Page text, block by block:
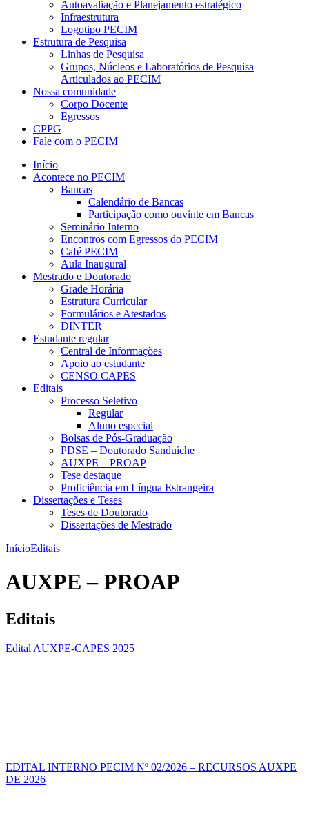
Autoavaliação e Planejamento estratégico
Infraestrutura
Logotipo PECIM
Estrutura de Pesquisa
Linhas de Pesquisa
Grupos, Núcleos e Laboratórios de Pesquisa
Articulados ao PECIM
Nossa comunidade
Corpo Docente
Egressos
CPPG
Fale com o PECIM
Início
Acontece no PECIM
Bancas
Calendário de Bancas
Participação como ouvinte em Bancas
Seminário Interno
Encontros com Egressos do PECIM
Café PECIM
Aula Inaugural
Mestrado e Doutorado
Grade Horária
Estrutura Curricular
Formulários e Atestados
DINTER
Estudante regular
Central de Informações
Apoio ao estudante
CENSO CAPES
Editais
Processo Seletivo
Regular
Aluno especial
Bolsas de Pós-Graduação
PDSE – Doutorado Sanduíche
AUXPE – PROAP
Tese destaque
Proficiência em Língua Estrangeira
Dissertações e Teses
Teses de Doutorado
Dissertações de Mestrado
InícioEditais
AUXPE – PROAP
Editais
Edital AUXPE-CAPES 2025
EDITAL INTERNO PECIM Nº 02/2026 – RECURSOS AUXPE
DE 2026